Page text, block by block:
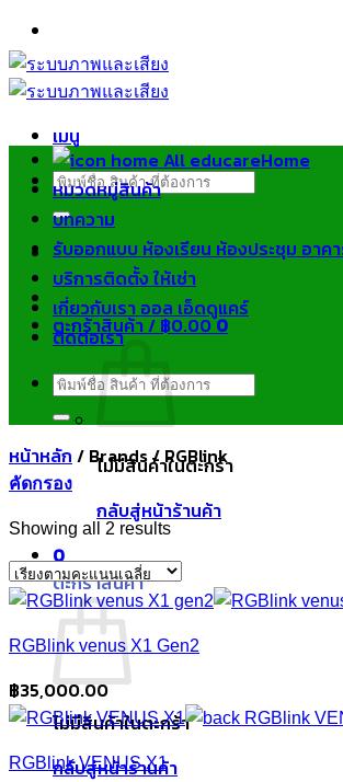
ข้าม
ไป
ยัง
เมนู
ค้นหา:
ตะกร้าสินค้า /฿0.000
ไม่มีสินค้าในตะกร้า
กลับสู่หน้าร้านค้า
0
ตะกร้าสินค้า
ไม่มีสินค้าในตะกร้า
กลับสู่หน้าร้านค้า
Home
หมวดหมู่สินค้า
บทความ
รับออกแบบ ห้องเรียน ห้องประชุม อาคา
บริการติดตั้ง ให้เช่า
เกี่ยวกับเรา ออล เอ็ดดูแคร์
ติดต่อเรา
ค้นหา:
หน้าหลัก / Brands/RGBlink
คัดกรอง
Showing all 2 resultsSorted
average
rating
RGBlink venus X1 Gen2
฿35,000.00
RGBlink VENUS X1